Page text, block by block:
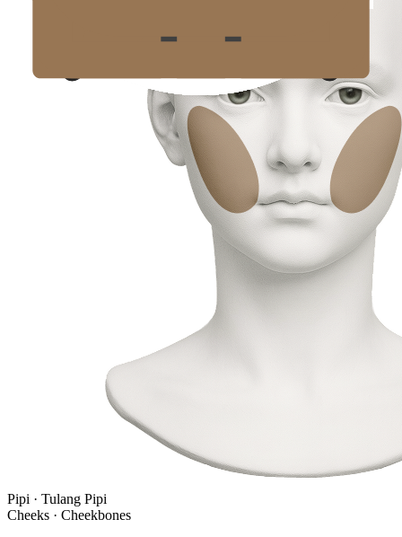
Pipi · Tulang Pipi
Cheeks · Cheekbones